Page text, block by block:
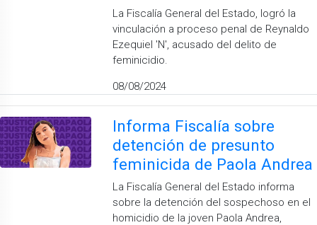
La Fiscalía General del Estado, logró la
vinculación a proceso penal de Reynaldo
Ezequiel 'N', acusado del delito de
feminicidio.
08/08/2024
Informa Fiscalía sobre
detención de presunto
feminicida de Paola Andrea
La Fiscalía General del Estado informa
sobre la detención del sospechoso en el
homicidio de la joven Paola Andrea,